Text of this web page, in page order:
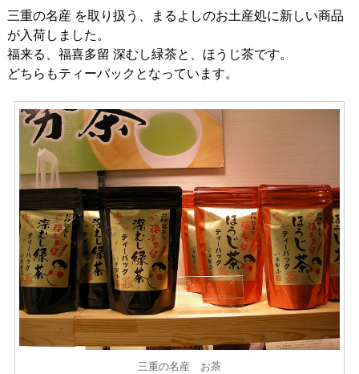
三重の名産 を取り扱う、まるよしのお土産処に新しい商品
が入荷しました。
福来る、福喜多留 深むし緑茶と、ほうじ茶です。
どちらもティーバックとなっています。
三重の名産 お茶